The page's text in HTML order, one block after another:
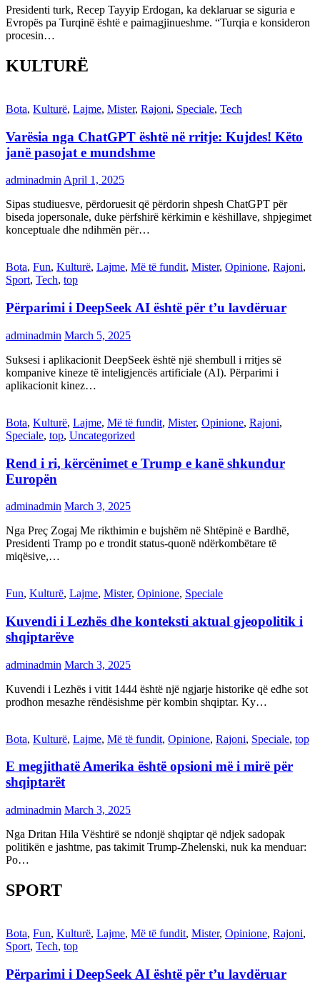
Presidenti turk, Recep Tayyip Erdogan, ka deklaruar se siguria e
Evropës pa Turqinë është e paimagjinueshme. “Turqia e konsideron
procesin…
KULTURË
Bota, Kulturë, Lajme, Mister, Rajoni, Speciale, Tech
Varësia nga ChatGPT është në rritje: Kujdes! Këto
janë pasojat e mundshme
adminadmin April 1, 2025
Sipas studiuesve, përdoruesit që përdorin shpesh ChatGPT për
biseda jopersonale, duke përfshirë kërkimin e këshillave, shpjegimet
konceptuale dhe ndihmën për…
Bota, Fun, Kulturë, Lajme, Më të fundit, Mister, Opinione, Rajoni,
Sport, Tech, top
Përparimi i DeepSeek AI është për t’u lavdëruar
adminadmin March 5, 2025
Suksesi i aplikacionit DeepSeek është një shembull i rritjes së
kompanive kineze të inteligjencës artificiale (AI). Përparimi i
aplikacionit kinez…
Bota, Kulturë, Lajme, Më të fundit, Mister, Opinione, Rajoni,
Speciale, top, Uncategorized
Rend i ri, kërcënimet e Trump e kanë shkundur
Europën
adminadmin March 3, 2025
Nga Preç Zogaj Me rikthimin e bujshëm në Shtëpinë e Bardhë,
Presidenti Tramp po e trondit status-quonë ndërkombëtare të
miqësive,…
Fun, Kulturë, Lajme, Mister, Opinione, Speciale
Kuvendi i Lezhës dhe konteksti aktual gjeopolitik i
shqiptarëve
adminadmin March 3, 2025
Kuvendi i Lezhës i vitit 1444 është një ngjarje historike që edhe sot
prodhon mesazhe rëndësishme për kombin shqiptar. Ky…
Bota, Kulturë, Lajme, Më të fundit, Opinione, Rajoni, Speciale, top
E megjithatë Amerika është opsioni më i mirë për
shqiptarët
adminadmin March 3, 2025
Nga Dritan Hila Vështirë se ndonjë shqiptar që ndjek sadopak
politikën e jashtme, pas takimit Trump-Zhelenski, nuk ka menduar:
Po…
SPORT
Bota, Fun, Kulturë, Lajme, Më të fundit, Mister, Opinione, Rajoni,
Sport, Tech, top
Përparimi i DeepSeek AI është për t’u lavdëruar